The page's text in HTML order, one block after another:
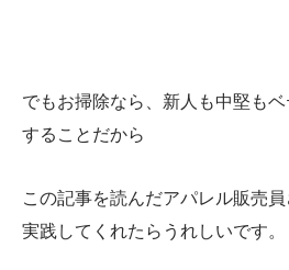
でもお掃除なら、新人も中堅も
することだから
この記事を読んだアパレル販売
実践してくれたらうれしいです。